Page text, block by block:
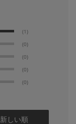
(1)
(0)
(0)
(0)
(0)
しい順